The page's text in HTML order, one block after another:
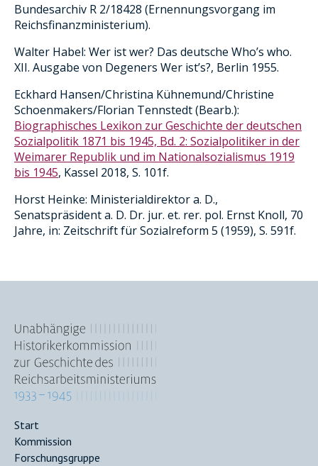
Bundesarchiv R 2/18428 (Ernennungsvorgang im
Reichsfinanzministerium).
Walter Habel: Wer ist wer? Das deutsche Who’s who.
XII. Ausgabe von Degeners Wer ist’s?, Berlin 1955.
Eckhard Hansen/Christina Kühnemund/Christine
Schoenmakers/Florian Tennstedt (Bearb.):
Biographisches Lexikon zur Geschichte der deutschen
Sozialpolitik 1871 bis 1945, Bd. 2: Sozialpolitiker in der
Weimarer Republik und im Nationalsozialismus 1919
bis 1945, Kassel 2018, S. 101f.
Horst Heinke: Ministerialdirektor a. D.,
Senatspräsident a. D. Dr. jur. et. rer. pol. Ernst Knoll, 70
Jahre, in: Zeitschrift für Sozialreform 5 (1959), S. 591f.
Main
navigation
Start
Kommission
Forschungsgruppe